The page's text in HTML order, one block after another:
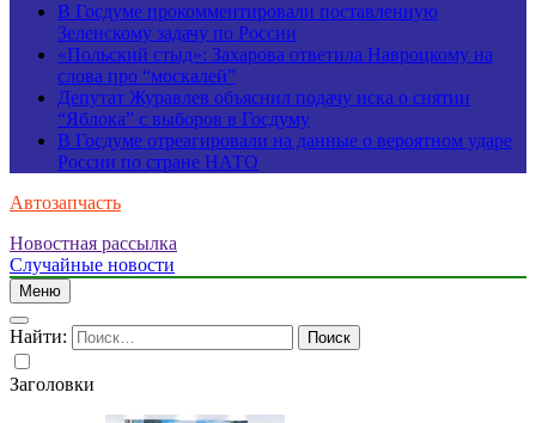
В Госдуме прокомментировали поставленную
Зеленскому задачу по России
«Польский стыд»: Захарова ответила Навроцкому на
слова про “москалей”
Депутат Журавлев объяснил подачу иска о снятии
“Яблока” с выборов в Госдуму
В Госдуме отреагировали на данные о вероятном ударе
России по стране НАТО
Автозапчасть
Новостная рассылка
Случайные новости
Меню
Найти:
Заголовки